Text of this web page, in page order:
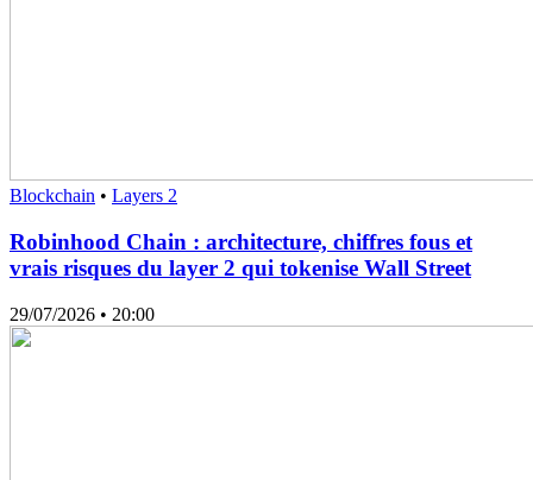
Blockchain • Layers 2
Robinhood Chain : architecture, chiffres fous et
vrais risques du layer 2 qui tokenise Wall Street
29/07/2026 • 20:00